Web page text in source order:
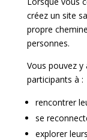
créez un site
propre
personnes.
Vous pouvez
participants à :
rencontrer
se
explorer